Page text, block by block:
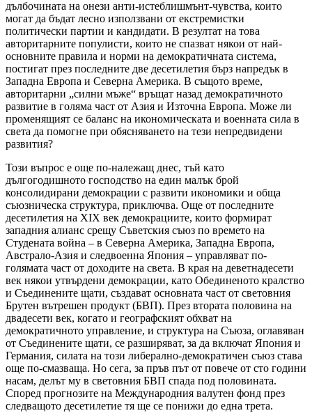
дълбочината на онези анти-истеблишмънт-чувства, които
могат да бъдат лесно използвани от екстремистки
политически партии и кандидати. В резултат на това
авторитарните популисти, които не спазват някои от най-
основните правила и норми на демократичната система,
постигат през последните две десетилетия бърз напредък в
Западна Европа и Северна Америка. В същото време,
авторитарни „силни мъже“ връщат назад демократичното
развитие в голяма част от Азия и Източна Европа. Може ли
променящият се баланс на икономическата и военната сила в
света да помогне при обясняването на тези непредвидени
развития?
Този въпрос е още по-належащ днес, тъй като
дългогодишното господство на един малък брой
консолидирани демокрации с развити икономики и обща
съюзническа структура, приключва. Още от последните
десетилетия на ХІХ век демокрациите, които формират
западния алианс срещу Съветския съюз по времето на
Студената война – в Северна Америка, Западна Европа,
Австрало-Азия и следвоенна Япония – управляват по-
голямата част от доходите на света. В края на деветнадесети
век някои утвърдени демокрации, като Обединеното кралство
и Съединените щати, създават основната част от световния
Брутен вътрешен продукт (БВП). През втората половина на
двадесети век, когато и географският обхват на
демократичното управление, и структура на Съюза, оглавяван
от Съединените щати, се разширяват, за да включат Япония и
Германия, силата на този либерално-демократичен съюз става
още по-смазваща. Но сега, за пръв път от повече от сто години
насам, делът му в световния БВП спада под половината.
Според прогнозите на Международния валутен фонд през
следващото десетилетие тя ще се понижи до една трета.